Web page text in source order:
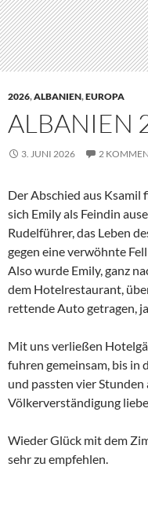
und passten vier
Völkerverständigung
Wieder Glück mit dem
sehr zu empfehlen.
Fläche so viele
rd. 80.000 Einwohner,
Altstadt gibt es nicht
viel Beton.
Tirana wächst in den
90ern verändert sich die
Wir schlichen von der
Richtung Innenstadt und
( Komplexi Taiwan) am
dort auf seinem Pferd